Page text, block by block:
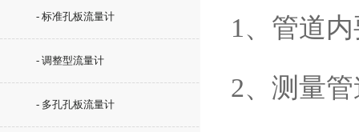
- 标准孔板流量计
- 调整型流量计
- 多孔孔板流量计
1、管道
2、测量